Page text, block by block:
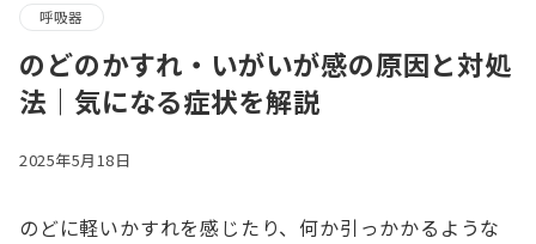
呼吸器
のどのかすれ・いがいが感の原因と対処
法｜気になる症状を解説
2025年5月18日
のどに軽いかすれを感じたり、何か引っかかるような